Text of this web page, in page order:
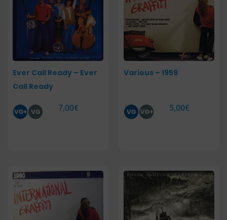
Ever Call Ready – Ever
Call Ready
7,00€
Various – 1959
5,00€